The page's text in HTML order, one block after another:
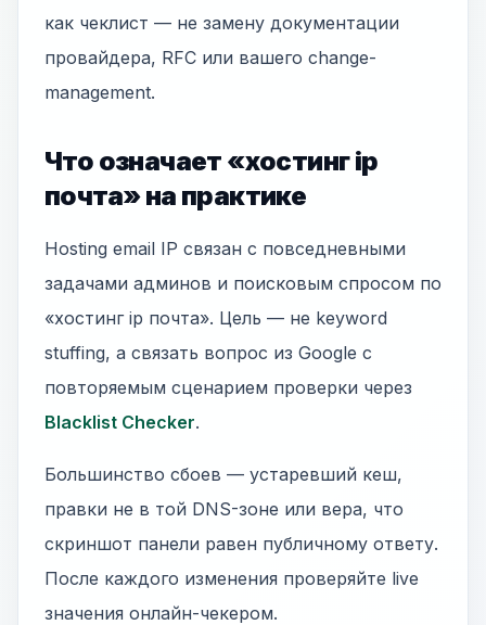
как чеклист — не замену документации
провайдера, RFC или вашего change-
management.
Что означает «хостинг ip
почта» на практике
Hosting email IP связан с повседневными
задачами админов и поисковым спросом по
«хостинг ip почта». Цель — не keyword
stuffing, а связать вопрос из Google с
повторяемым сценарием проверки через
Blacklist Checker.
Большинство сбоев — устаревший кеш,
правки не в той DNS-зоне или вера, что
скриншот панели равен публичному ответу.
После каждого изменения проверяйте live
значения онлайн-чекером.